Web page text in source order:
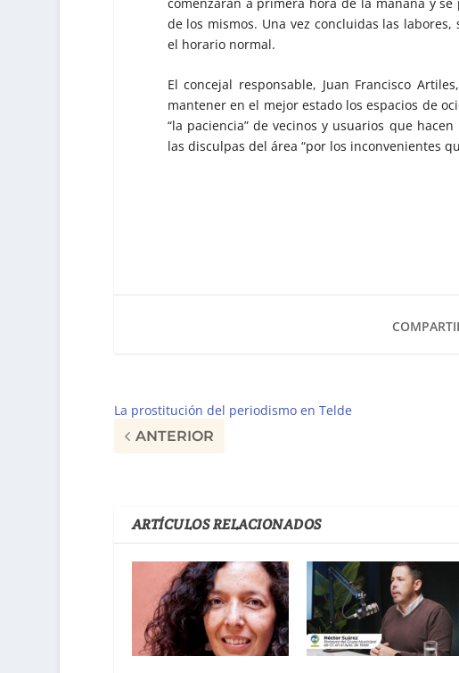
de los mismos. Una vez concluidas las
el horario normal.
El concejal responsable, Juan Francisco
mantener en el mejor estado los espacios de
“la paciencia” de vecinos y usuarios que
las disculpas del área “por los inconvenientes
La prostitución del periodismo en Telde
ANTERIOR
ARTÍCULOS RELACIONADOS